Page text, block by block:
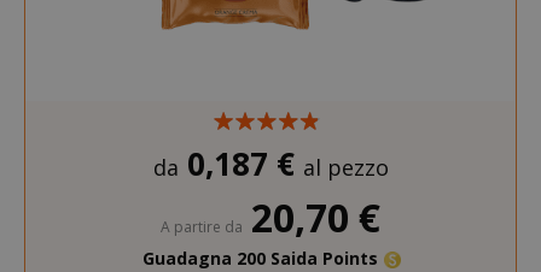
da 0,187 € al pezzo
A partire da 20,70 €
Guadagna 200 Saida Points